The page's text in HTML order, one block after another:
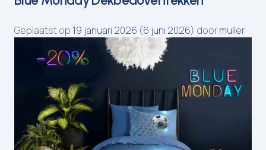
Geplaatst op 19 januari 2026 (6 juni 2026) doormuller